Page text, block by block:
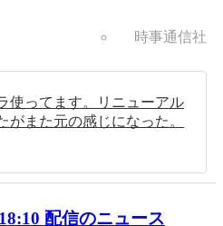
時事通信社
使ってます。リニューアル
がまた元の感じになった。
配信のニュース